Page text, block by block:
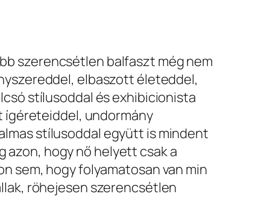
szerencsétlen balfaszt még nem
elbaszott életeddel,
stílusoddal és exhibicionista
undormány
stílusoddal együtt is mindent
azon, hogy nő helyett csak a
sem, hogy folyamatosan van min
röhejesen szerencsétlen